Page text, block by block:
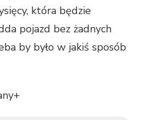
która będzie
pojazd bez żadnych
by było w jakiś sposób